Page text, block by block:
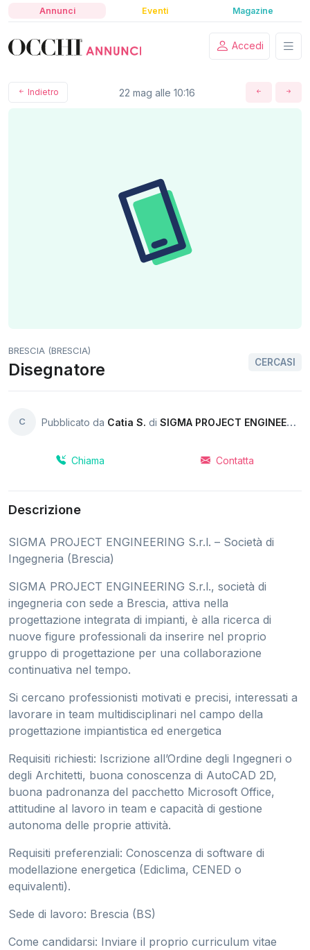
Annunci Eventi Magazine
Accedi
Indietro 22 mag alle 10:16
BRESCIA (BRESCIA)
Disegnatore CERCASI
C Pubblicato da Catia S. di SIGMA PROJECT ENGINEERING S.r.l. – Società di Ingegneria (Brescia)
Chiama Contatta
Descrizione
SIGMA PROJECT ENGINEERING S.r.l. – Società di
Ingegneria (Brescia)
SIGMA PROJECT ENGINEERING S.r.l., società di
ingegneria con sede a Brescia, attiva nella
progettazione integrata di impianti, è alla ricerca di
nuove figure professionali da inserire nel proprio
gruppo di progettazione per una collaborazione
continuativa nel tempo.
Si cercano professionisti motivati e precisi, interessati a
lavorare in team multidisciplinari nel campo della
progettazione impiantistica ed energetica
Requisiti richiesti: Iscrizione all’Ordine degli Ingegneri o
degli Architetti, buona conoscenza di AutoCAD 2D,
buona padronanza del pacchetto Microsoft Office,
attitudine al lavoro in team e capacità di gestione
autonoma delle proprie attività.
Requisiti preferenziali: Conoscenza di software di
modellazione energetica (Ediclima, CENED o
equivalenti).
Sede di lavoro: Brescia (BS)
Come candidarsi: Inviare il proprio curriculum vitae